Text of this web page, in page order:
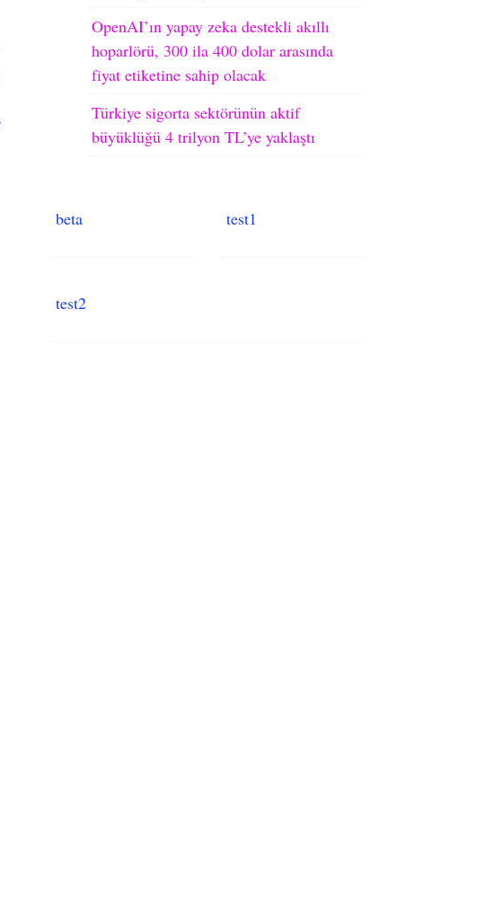
OpenAI’ın yapay zeka destekli akıllı
hoparlörü, 300 ila 400 dolar arasında
fiyat etiketine sahip olacak
Türkiye sigorta sektörünün aktif
büyüklüğü 4 trilyon TL’ye yaklaştı
beta test1
test2